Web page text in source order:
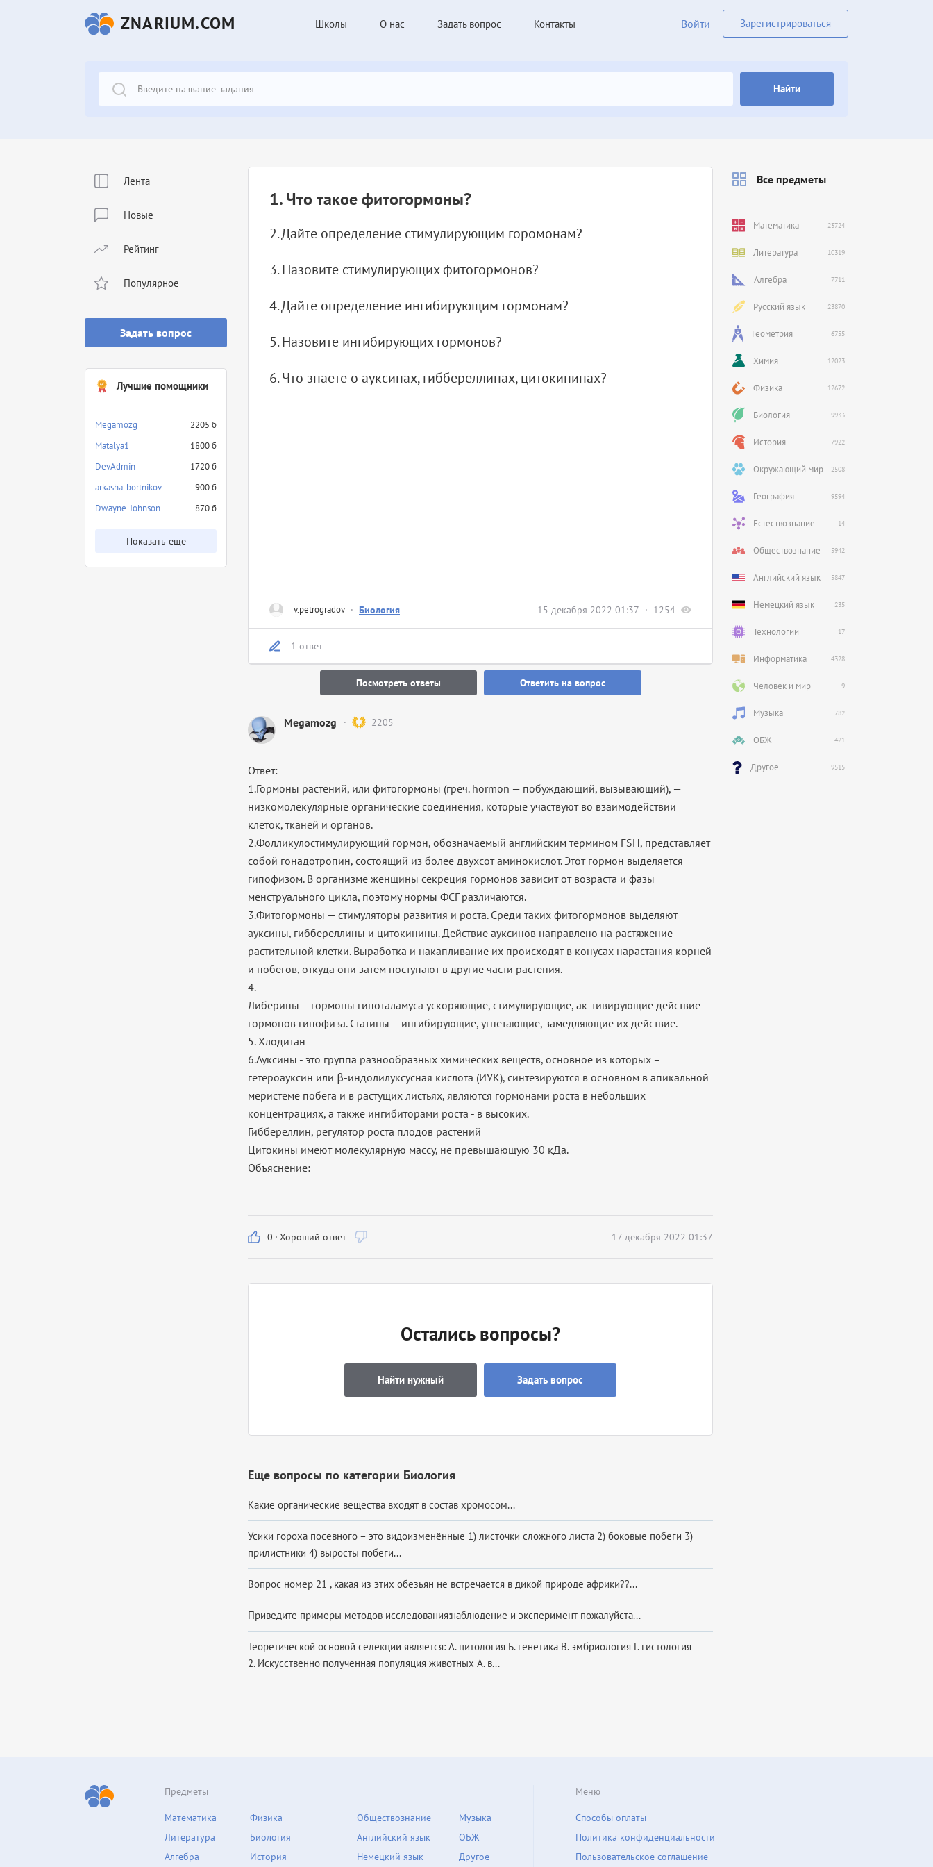
ZNARIUM.COM Школы О нас Задать вопрос Контакты Войти Зарегистрироваться
Найти
Лента
Новые
Рейтинг
Популярное
Задать вопрос
Лучшие помощники
Megamozg
2205 б
Matalya1
1800 б
DevAdmin
1720 б
arkasha_bortnikov
900 б
Dwayne_Johnson
870 б
Показать еще
v.petrogradov · Биология 15 декабря 2022 01:37 1254
1. Что такое фитогормоны?
2. Дайте определение стимулирующим горомонам?
3. Назовите стимулирующих фитогормонов?
4. Дайте определение ингибирующим гормонам?
5. Назовите ингибирующих гормонов?
6. Что знаете о ауксинах, гиббереллинах, цитокининах?
1 ответ
Посмотреть ответы Ответить на вопрос
Megamozg 2205
Ответ:
1.Гормоны растений, или фитогормоны (греч. hormon — побуждающий, вызывающий), —
низкомолекулярные органические соединения, которые участвуют во взаимодействии
клеток, тканей и органов.
2.Фолликулостимулирующий гормон, обозначаемый английским термином FSH, представляет
собой гонадотропин, состоящий из более двухсот аминокислот. Этот гормон выделяется
гипофизом. В организме женщины секреция гормонов зависит от возраста и фазы
менструального цикла, поэтому нормы ФСГ различаются.
3.Фитогормоны — стимуляторы развития и роста. Среди таких фитогормонов выделяют
ауксины, гиббереллины и цитокинины. Действие ауксинов направлено на растяжение
растительной клетки. Выработка и накапливание их происходят в конусах нарастания корней
и побегов, откуда они затем поступают в другие части растения.
4.
Либерины – гормоны гипоталамуса ускоряющие, стимулирующие, ак-тивирующие действие
гормонов гипофиза. Статины – ингибирующие, угнетающие, замедляющие их действие.
5. Хлодитан
6.Ауксины - это группа разнообразных химических веществ, основное из которых –
гетероауксин или β-индолилуксусная кислота (ИУК), синтезируются в основном в апикальной
меристеме побега и в растущих листьях, являются гормонами роста в небольших
концентрациях, а также ингибиторами роста - в высоких.
Гиббереллин, регулятор роста плодов растений
Цитокины имеют молекулярную массу, не превышающую 30 кДа.
Объяснение:
0 · Хороший ответ 17 декабря 2022 01:37
Остались вопросы?
Найти нужный Задать вопрос
Еще вопросы по категории Биология
Какие органические вещества входят в состав хромосом...
Усики гороха посевного – это видоизменённые 1) листочки сложного листа 2) боковые побеги 3)
прилистники 4) выросты побеги...
Вопрос номер 21 , какая из этих обезьян не встречается в дикой природе африки??...
Приведите примеры методов исследования:наблюдение и эксперимент пожалуйста...
Теоретической основой селекции является: А. цитология Б. генетика В. эмбриология Г. гистология
2. Искусственно полученная популяция животных А. в...
Все предметы
Математика 23724
Литература 10319
Алгебра 7711
Русский язык 23870
Геометрия 6755
Химия 12023
Физика 12672
Биология 9933
История 7922
Окружающий мир 2508
География 9594
Естествознание 14
Обществознание 5942
Английский язык 5847
Немецкий язык 235
Технологии 17
Информатика 4328
Человек и мир 9
Музыка 782
ОБЖ 421
Другое 9515
Предметы
Математика
Литература
Алгебра
Физика
Биология
История
Обществознание
Английский язык
Немецкий язык
Музыка
ОБЖ
Другое
Меню
Способы оплаты
Политика конфиденциальности
Пользовательское соглашение